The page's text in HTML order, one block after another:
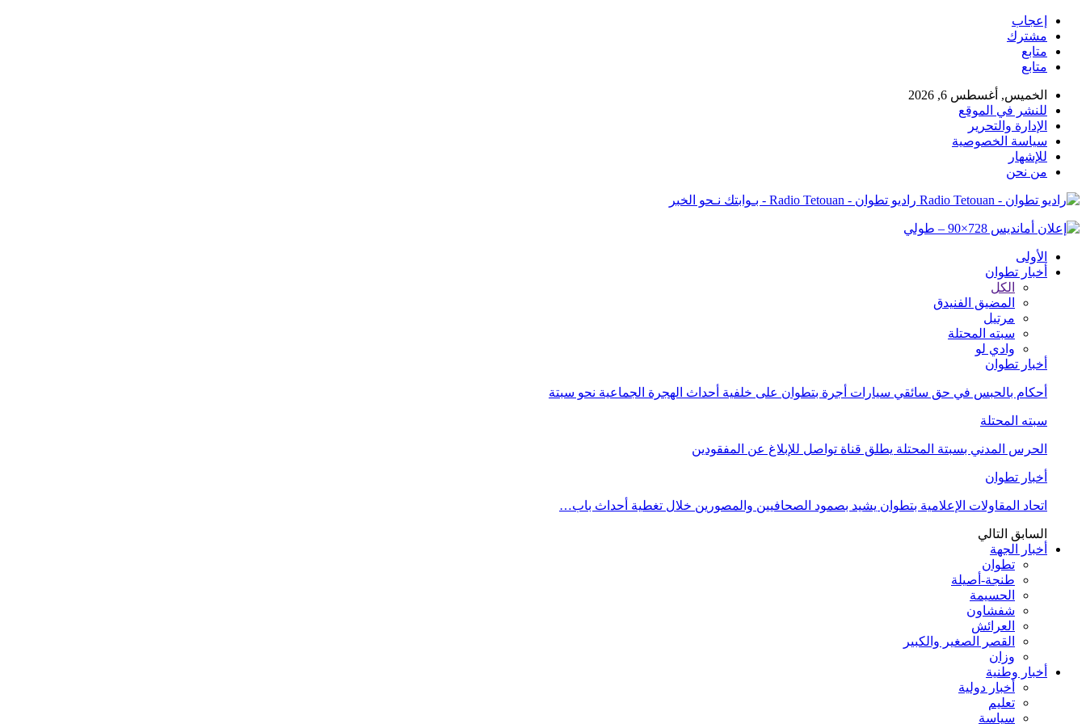
إعجاب
مشترك
متابع
متابع
الخميس, أغسطس 6, 2026
للنشر في الموقع
الإدارة والتحرير
سياسة الخصوصية
للإشهار
من نحن
راديو تطوان - Radio Tetouan - بـوابتك نـحو الخبر
الأولى
أخبار تطوان
الكل
المضيق الفنيدق
مرتيل
سبته المحتلة
وادي لو
أخبار تطوان
أحكام بالحبس في حق سائقي سيارات أجرة بتطوان على خلفية أحداث الهجرة الجماعية نحو سبتة
سبته المحتلة
الحرس المدني بسبتة المحتلة يطلق قناة تواصل للإبلاغ عن المفقودين
أخبار تطوان
اتحاد المقاولات الإعلامية بتطوان يشيد بصمود الصحافيين والمصورين خلال تغطية أحداث باب…
السابق التالي
أخبار الجهة
تطوان
طنجة-أصيلة
الحسيمة
شفشاون
العرائش
القصر الصغير والكبير
وزان
أخبار وطنية
أخبار دولية
تعليم
سياسة